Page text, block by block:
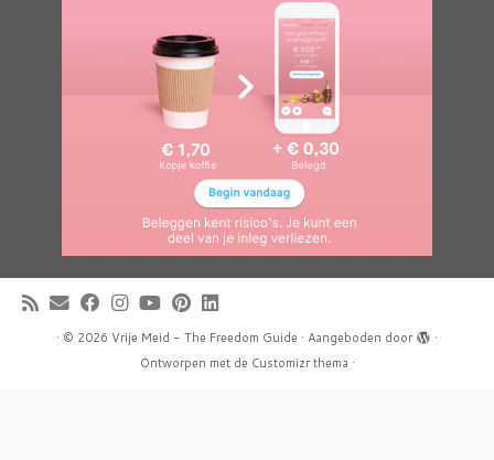
· © 2026 Vrije Meid - The Freedom Guide · Aangeboden door
·
Ontworpen met de Customizr thema ·